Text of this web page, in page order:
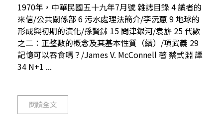
1970年，中華民國五十九年7月號 雜誌目錄 4 讀者的
來信/公共關係部 6 污水處理法簡介/李沅蕙 9 地球的
形成與初期的演化/孫賢鉥 15 問津銀河/袁旂 25 代數
之二：正整數的概念及其基本性質（續）/項武義 29
記憶可以吞食嗎？/James V. McConnell 著 蔡式淵 譯
34 N+1 ...
閱讀全文